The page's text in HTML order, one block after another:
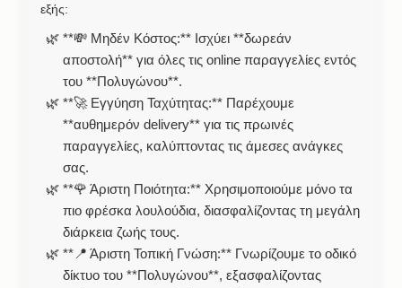
εξής:
**💸 Μηδέν Κόστος:** Ισχύει **δωρεάν
αποστολή** για όλες τις online παραγγελίες εντός
του **Πολυγώνου**.
**🚀 Εγγύηση Ταχύτητας:** Παρέχουμε
**αυθημερόν delivery** για τις πρωινές
παραγγελίες, καλύπτοντας τις άμεσες ανάγκες
σας.
**🌹 Άριστη Ποιότητα:** Χρησιμοποιούμε μόνο τα
πιο φρέσκα λουλούδια, διασφαλίζοντας τη μεγάλη
διάρκεια ζωής τους.
**📍 Άριστη Τοπική Γνώση:** Γνωρίζουμε το οδικό
δίκτυο του **Πολυγώνου**, εξασφαλίζοντας